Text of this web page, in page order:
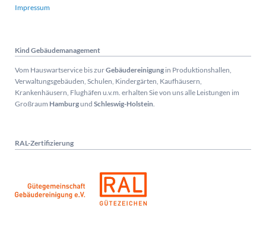
Impressum
Kind Gebäudemanagement
Vom Hauswartservice bis zurGebäudereinigung in Produktionshallen,
Verwaltungsgebäuden, Schulen, Kindergärten, Kaufhäusern,
Krankenhäusern, Flughäfen u.v.m. erhalten Sie von uns alle Leistungen im
Großraum Hamburgund Schleswig-Holstein
RAL-Zertifizierung